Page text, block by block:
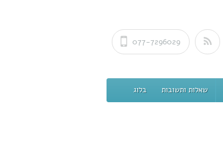
077-7296029
שאלות ותשובות בלוג